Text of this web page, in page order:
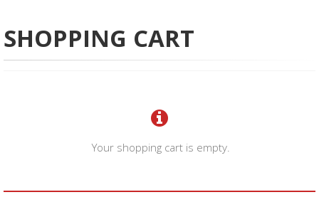
SHOPPING CART
Your shopping cart is empty.